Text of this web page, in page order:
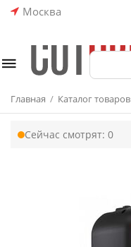
Москва
Главная / Каталог товаров
Сейчас смотрят: 0